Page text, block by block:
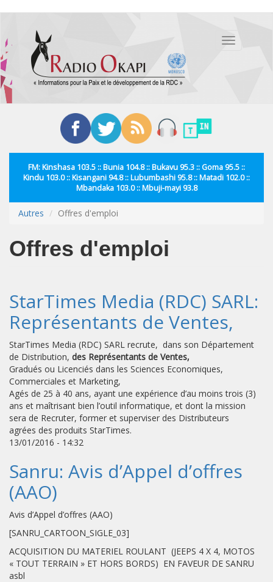
contenu
principal
Toggle
FM: Kinshasa 103.5 :: Bunia 104.8 :: Bukavu 95.3 :: Goma 95.5 ::
Kindu 103.0 :: Kisangani 94.8 :: Lubumbashi 95.8 :: Matadi 102.0 ::
Mbandaka 103.0 :: Mbuji-mayi 93.8
Autres Offres d'emploi
Offres d'emploi
StarTimes Media (RDC) SARL:
Représentants de Ventes,
StarTimes Media (RDC) SARL recrute, dans son Département
de Distribution, des Représentants de Ventes,
Gradués ou Licenciés dans les Sciences Economiques,
Commerciales et Marketing,
Agés de 25 à 40 ans, ayant une expérience d’au moins trois (3)
ans et maîtrisant bien l’outil informatique, et dont la mission
sera de Recruter, former et superviser des Distributeurs
agrées des produits StarTimes.
13/01/2016 - 14:32
Sanru: Avis d’Appel d’offres
(AAO)
Avis d’Appel d’offres (AAO)
[SANRU_CARTOON_SIGLE_03]
ACQUISITION DU MATERIEL ROULANT (JEEPS 4 X 4, MOTOS
« TOUT TERRAIN » ET HORS BORDS) EN FAVEUR DE SANRU
asbl